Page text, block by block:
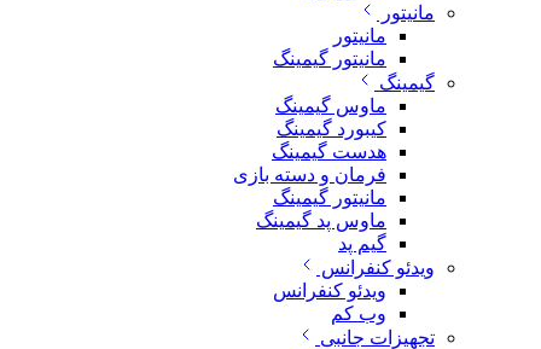
مانیتور
مانیتور
مانیتور گیمینگ
گیمینگ
ماوس گیمینگ
کیبورد گیمینگ
هدست گیمینگ
فرمان و دسته بازی
مانیتور گیمینگ
ماوس پد گیمینگ
گیم پد
ویدئو کنفرانس
ویدئو کنفرانس
وب کم
تجهیزات جانبی